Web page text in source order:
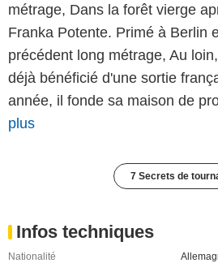
métrage, Dans la forêt vierge
Franka Potente. Primé à Berlin
précédent long métrage, Au
déjà bénéficié d'une sortie
année, il fonde sa maison de
plus
7 Secrets de
Infos techniques
Nationalité